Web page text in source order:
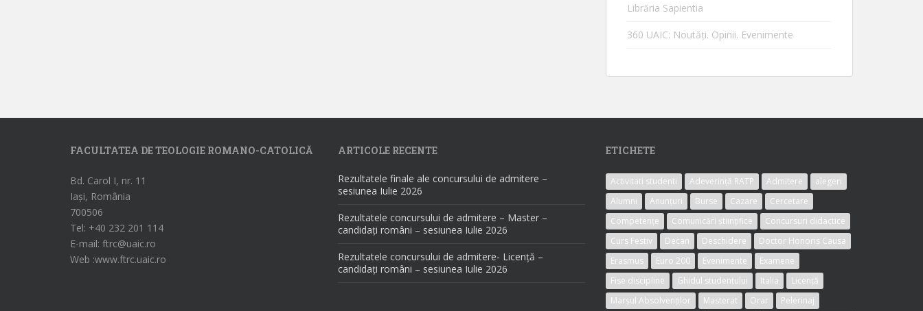
Librăria Sapientia
360 UAIC: Noutăţi. Opinii. Evenimente
FACULTATEA DE TEOLOGIE ROMANO-CATOLICĂ
Bd. Carol I, nr. 11
Iași, România
700506
Tel: +40 232 201 114
E-mail: ftrc@uaic.ro
Web :www.ftrc.uaic.ro
ARTICOLE RECENTE
Rezultatele finale ale concursului de admitere –
sesiunea Iulie 2026
Rezultatele concursului de admitere – Master –
candidați români – sesiunea Iulie 2026
Rezultatele concursului de admitere- Licență –
candidați români – sesiunea Iulie 2026
ETICHETE
Activitati studenti Adeverință RATP Admitere
alegeri
Alumni
Anunțuri Burse Cazare
Cercetare
Competențe
Comunicări științifice
Concursuri didactice
Curs Festiv
Decan Deschidere
Doctor Honoris Causa
Erasmus
Euro 200 Evenimente
Examene
Fise discipline
Ghidul studentului Italia
Licență
Marșul Absolvenților
Masterat Orar
Pelerinaj